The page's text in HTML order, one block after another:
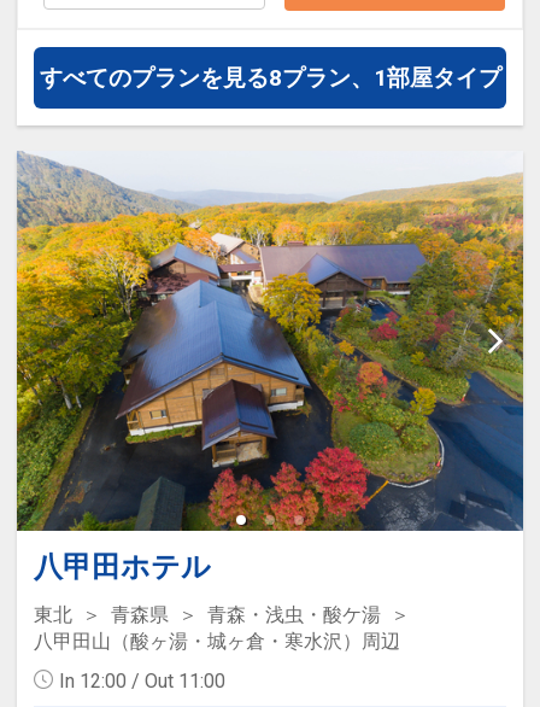
インターネットコース番号：DP-1-
17306936
●アーリーチェックイン１４：００でＯ
Ｋ！（通常１５：００）
記念日特色
●お誕生日が宿泊日の前後７日間の方に
ワンドリンクサービス（ご本人のみ／滞
在中１回）
●結婚記念日が宿泊日の前後７日間のご
夫婦にワンドリンクサービス（滞在中１
回）
※旅行代金に含まれます。
ロックウッド・ホテル＆スパ
津軽富士と呼ばれる岩木山をバックに津
軽平野・日本海を一望できるリゾートホ
ホテルはスタンダードツイン（２５平
米）をメインに１８８室を完備
お部屋の窓は大きく大自然の景観を満喫
すべてのプランを見る8プラン、1部屋タイプ
八甲田ホテル
東北 青森県
青森・浅虫・酸ケ湯
八甲田山（酸ヶ湯・城ヶ倉・寒水沢）周辺
In 12:00 / Out 11:00